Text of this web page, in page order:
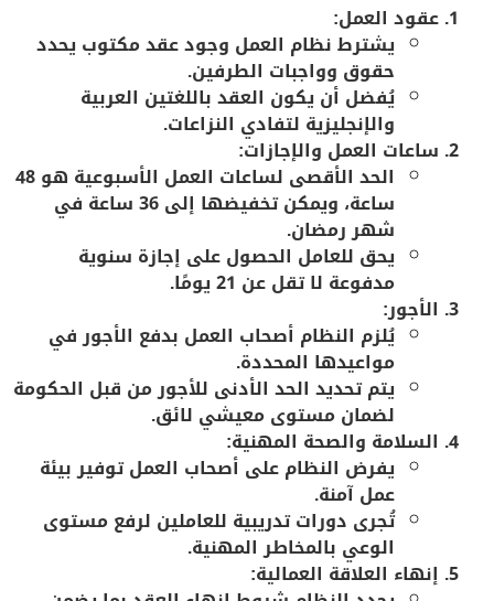
عقود العمل:
يشترط نظام العمل وجود عقد مكتوب يحدد
حقوق وواجبات الطرفين.
يُفضل أن يكون العقد باللغتين العربية
والإنجليزية لتفادي النزاعات.
ساعات العمل والإجازات:
الحد الأقصى لساعات العمل الأسبوعية هو 48
ساعة، ويمكن تخفيضها إلى 36 ساعة في
شهر رمضان.
يحق للعامل الحصول على إجازة سنوية
مدفوعة لا تقل عن 21 يومًا.
الأجور:
يُلزم النظام أصحاب العمل بدفع الأجور في
مواعيدها المحددة.
يتم تحديد الحد الأدنى للأجور من قبل الحكومة
لضمان مستوى معيشي لائق.
السلامة والصحة المهنية:
يفرض النظام على أصحاب العمل توفير بيئة
عمل آمنة.
تُجرى دورات تدريبية للعاملين لرفع مستوى
الوعي بالمخاطر المهنية.
إنهاء العلاقة العمالية: